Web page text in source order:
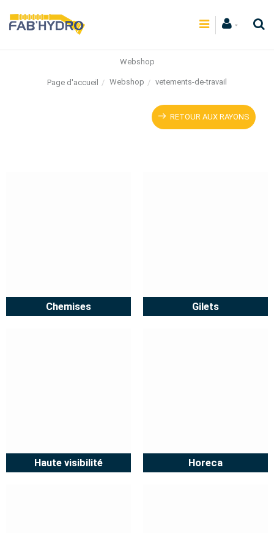
Webshop
Page d'accueil Webshop vetements-de-travail
RETOUR AUX RAYONS
Chemises Gilets
Haute visibilité Horeca